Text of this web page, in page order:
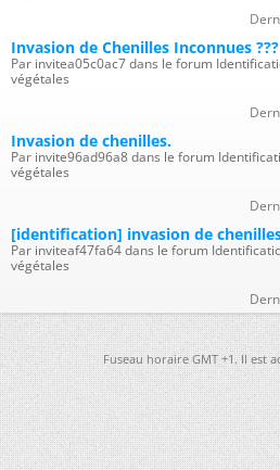
Invasion de Chenilles Inconnues ???
Par invitea05c0ac7 dans le forum
végétales
Invasion de chenilles.
Par invite96ad96a8 dans le forum
végétales
[identification] invasion de
Par inviteaf47fa64 dans le forum
végétales
Fuseau horaire GMT +1. Il est